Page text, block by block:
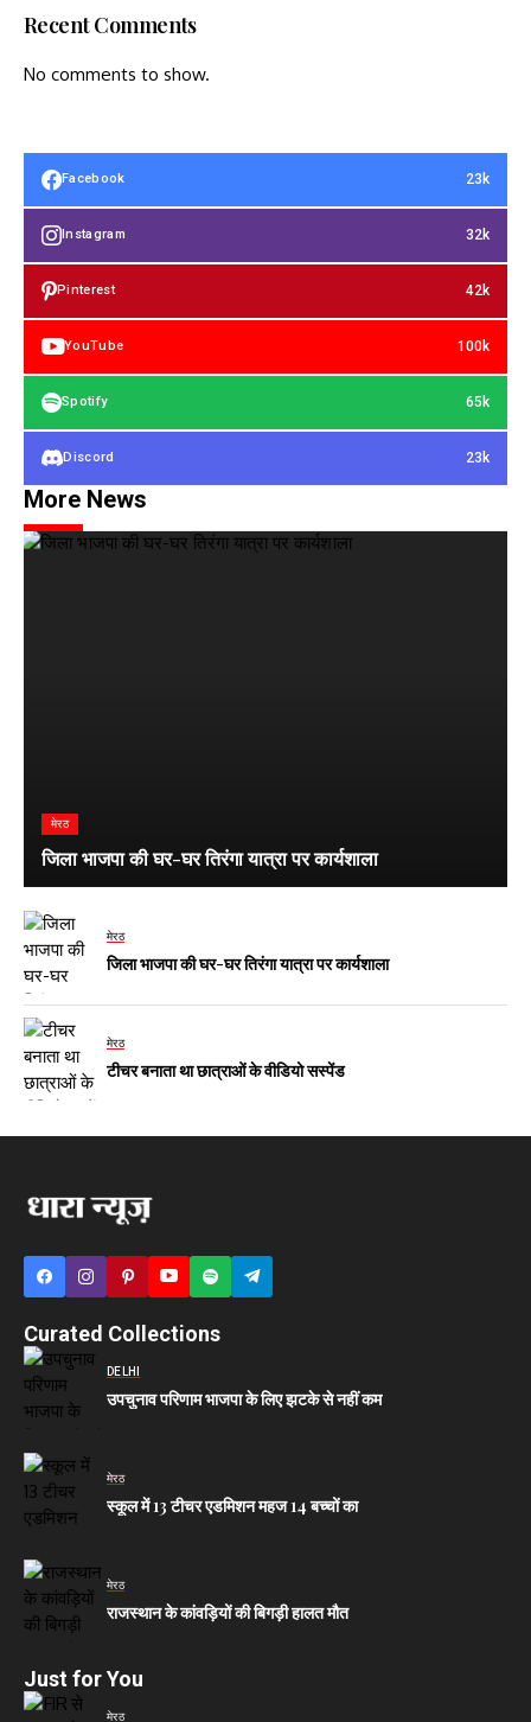
Recent Comments
No comments to show.
Facebook 23k
Instagram 32k
Pinterest 42k
YouTube 100k
Spotify 65k
Discord 23k
More News
मेरठ
जिला भाजपा की घर-घर तिरंगा यात्रा पर कार्यशाला
मेरठ
जिला भाजपा की घर-घर तिरंगा यात्रा पर कार्यशाला
मेरठ
टीचर बनाता था छात्राओं के वीडियो सस्पेंड
Curated Collections
DELHI
उपचुनाव परिणाम भाजपा के लिए झटके से नहीं कम
मेरठ
स्कूल में 13 टीचर एडमिशन महज 14 बच्चों का
मेरठ
राजस्थान के कांवड़ियों की बिगड़ी हालत मौत
Just for You
मेरठ